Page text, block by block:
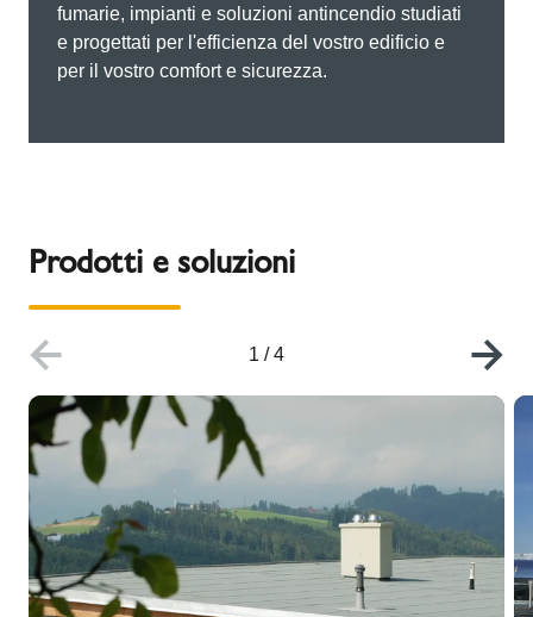
fumarie, impianti e soluzioni antincendio studiati
e progettati per l'efficienza del vostro edificio e
per il vostro comfort e sicurezza.
Prodotti e soluzioni
1 /4